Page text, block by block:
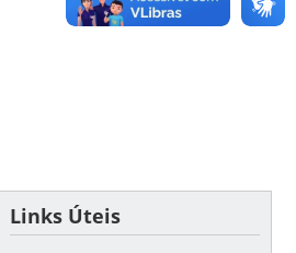
Links Úteis